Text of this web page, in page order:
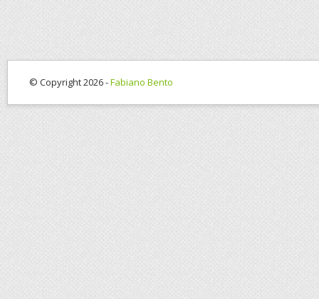
© Copyright 2026 -Fabiano Bento